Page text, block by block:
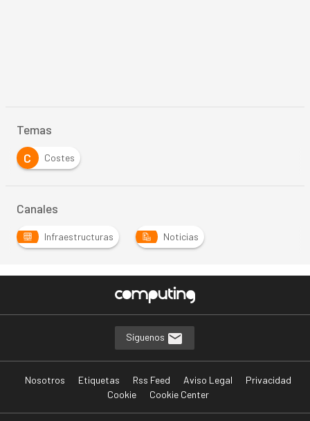
Temas
C
Costes
Canales
Infraestructuras Noticias
Síguenos
Nosotros Etiquetas Rss Feed Aviso Legal
Privacidad
Cookie
Cookie Center